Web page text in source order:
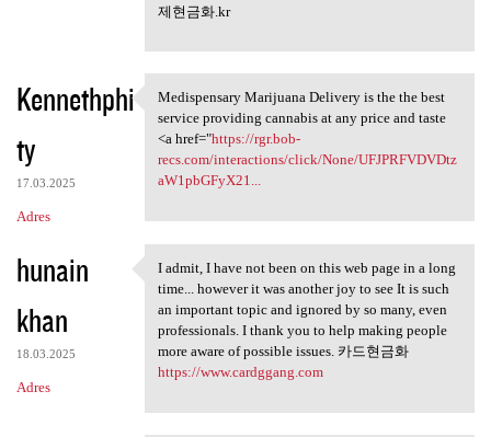
제현금화.kr
Kennethphi
ty
17.03.2025
Adres
Medispensary Marijuana
Medispensary Marijuana Delivery is the the best
service providing cannabis at any price and taste
<a href="https://rgr.bob-
recs.com/interactions/click/None/UFJPRFVDVDtz
aW1pbGFyX21...
hunain
khan
18.03.2025
Adres
I admit, I have not been on
I admit, I have not been on this web page in a long
time... however it was another joy to see It is such
an important topic and ignored by so many, even
professionals. I thank you to help making people
more aware of possible issues. 카드현금화
https://www.cardggang.com